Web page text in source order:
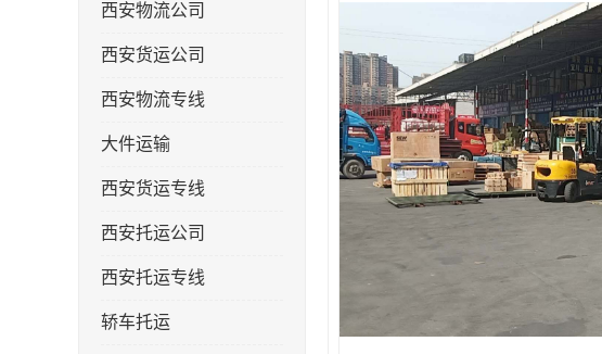
西安物流公司
西安货运公司
西安物流专线
大件运输
西安货运专线
西安托运公司
西安托运专线
轿车托运